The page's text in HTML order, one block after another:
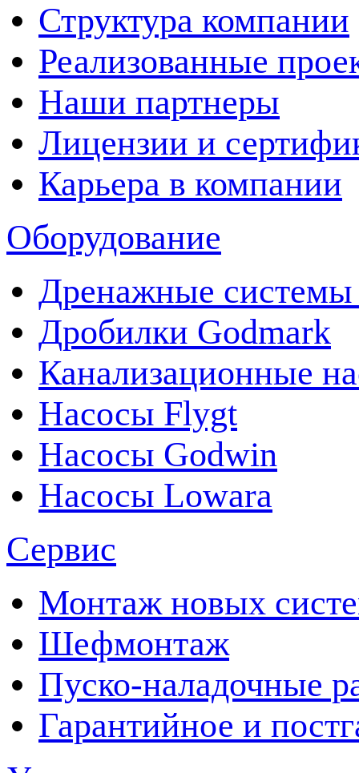
Структура компании
Реализованные
Наши партнеры
Лицензии и
Карьера в компании
Оборудование
Дренажные системы
Дробилки Godmark
Канализационные
Насосы Flygt
Насосы Godwin
Насосы Lowara
Сервис
Монтаж новых
Шефмонтаж
Пуско-наладочные
Гарантийное и